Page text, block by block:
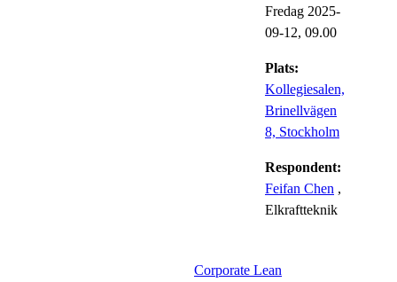
Fredag 2025-
09-12, 09.00
Plats:
Kollegiesalen,
Brinellvägen
8, Stockholm
Respondent:
Feifan Chen ,
Elkraftteknik
Corporate Lean